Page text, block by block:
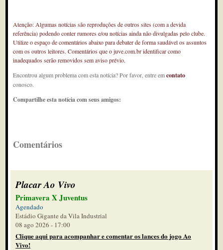
Atenção: Algumas notícias são reproduções de outros sites (com a devida
referência) podendo conter rumores e/ou notícias ainda não divulgadas pelo clube.
Utilize o espaço de comentários abaixo para debater de forma saudável os assuntos
com os outros leitores. Comentários que o juve.com.br identificar como
inadequados serão removidos sem aviso prévio.
Encontrou algum problema com esta notícia? Por favor, entre emcontato
conosco.
Compartilhe esta notícia com seus amigos:
Comentários
Placar Ao Vivo
Primavera X Juventus
Agendado
Estádio Gigante da Vila Industrial
08 ago 2026 - 17:00
Clique aqui para acompanhar e comentar os lances do jogo Ao
Vivo!